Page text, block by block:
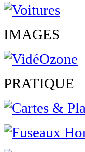
IMAGES
PRATIQUE